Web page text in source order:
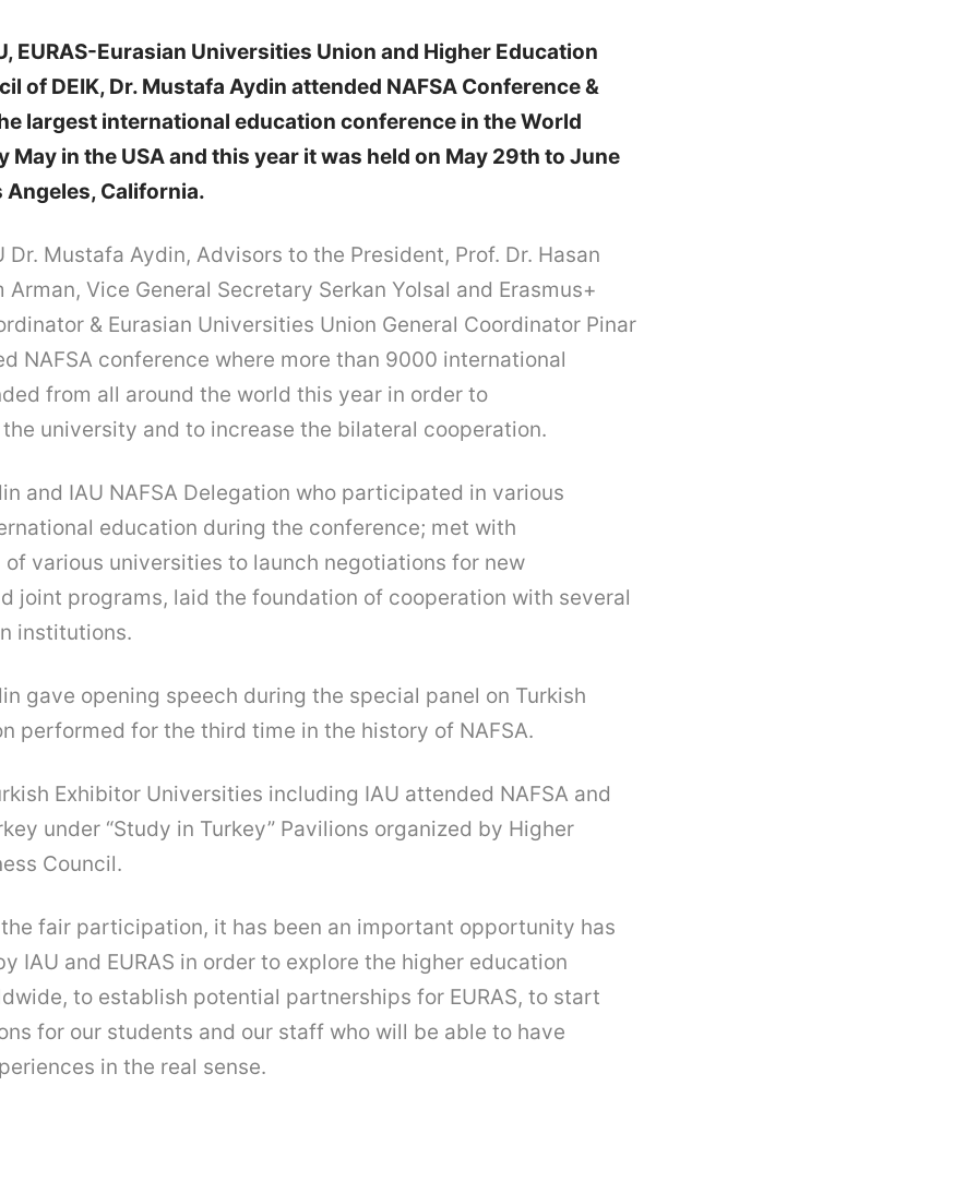
EURAS-Eurasian Universities Union and Higher Education
of DEIK, Dr. Mustafa Aydin attended NAFSA Conference &
largest international education conference in the World
May in the USA and this year it was held on May 29th to June
Angeles, California.
Dr. Mustafa Aydin, Advisors to the President, Prof. Dr. Hasan
Arman, Vice General Secretary Serkan Yolsal and Erasmus+
& Eurasian Universities Union General Coordinator Pinar
NAFSA conference where more than 9000 international
from all around the world this year in order to
university and to increase the bilateral cooperation.
and IAU NAFSA Delegation who participated in various
education during the conference; met with
various universities to launch negotiations for new
joint programs, laid the foundation of cooperation with several
institutions.
gave opening speech during the special panel on Turkish
performed for the third time in the history of NAFSA.
Exhibitor Universities including IAU attended NAFSA and
under “Study in Turkey” Pavilions organized by Higher
Council.
fair participation, it has been an important opportunity has
IAU and EURAS in order to explore the higher education
to establish potential partnerships for EURAS, to start
for our students and our staff who will be able to have
in the real sense.